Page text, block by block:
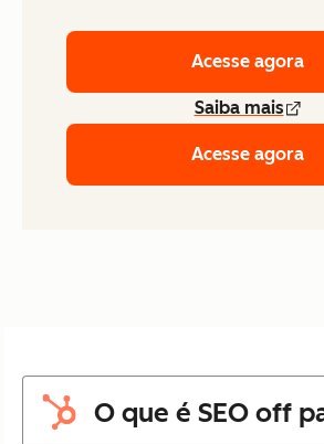
Acesse agora
Saiba mais
Acesse agora
O que é SEO off